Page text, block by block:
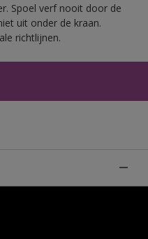
Spoel verf nooit door de
uit onder de kraan.
richtlijnen.